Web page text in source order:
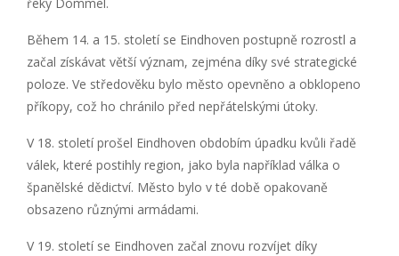
Během 14. a 15. století se Eindhoven postupně rozrostl a
začal získávat větší význam, zejména díky své strategické
poloze. Ve středověku bylo město opevněno a obklopeno
příkopy, což ho chránilo před nepřátelskými útoky.
V 18. století prošel Eindhoven obdobím úpadku kvůli řadě
válek, které postihly region, jako byla například válka o
španělské dědictví. Město bylo v té době opakovaně
obsazeno různými armádami.
V 19. století se Eindhoven začal znovu rozvíjet díky